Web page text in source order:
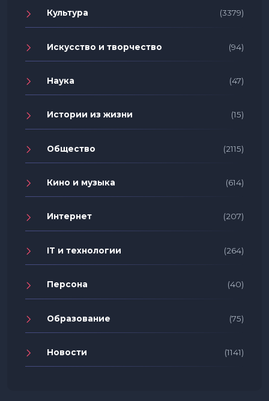
Культура (3379)
Искусство и творчество (94)
Наука (47)
Истории из жизни (15)
Общество (2115)
Кино и музыка (614)
Интернет (207)
IT и технологии (264)
Персона (40)
Образование (75)
Новости (1141)